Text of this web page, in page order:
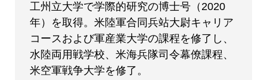
工州立大学で学際的研究の博士号（2020
年）を取得。米陸軍合同兵站大尉キャリア
コースおよび軍産業大学の課程を修了し、
水陸両用戦学校、米海兵隊司令幕僚課程、
米空軍戦争大学を修了。